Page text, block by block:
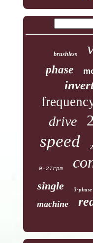
brushless
phase
drive
speed
0-27rpm
single 3-phase
machine